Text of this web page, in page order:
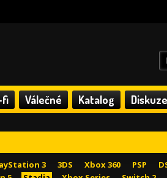
fi Válečné Katalog Diskuze
3 3DS Xbox 360 PSP